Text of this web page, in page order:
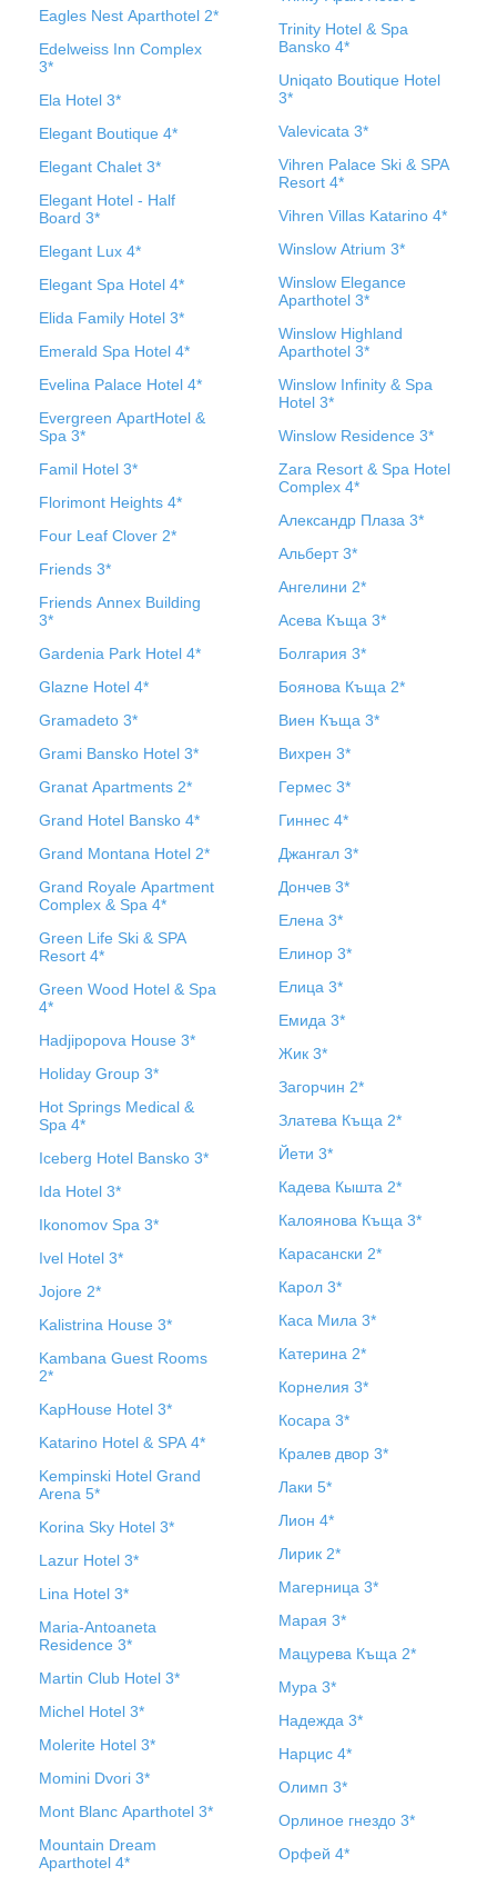
Eagles Nest Aparthotel 2*
Edelweiss Inn Complex
3*
Ela Hotel 3*
Elegant Boutique 4*
Elegant Chalet 3*
Elegant Hotel - Half
Board 3*
Elegant Lux 4*
Elegant Spa Hotel 4*
Elida Family Hotel 3*
Emerald Spa Hotel 4*
Evelina Palace Hotel 4*
Evergreen ApartHotel &
Spa 3*
Famil Hotel 3*
Florimont Heights 4*
Four Leaf Clover 2*
Friends 3*
Friends Annex Building
3*
Gardenia Park Hotel 4*
Glazne Hotel 4*
Gramadeto 3*
Grami Bansko Hotel 3*
Granat Apartments 2*
Grand Hotel Bansko 4*
Grand Montana Hotel 2*
Grand Royale Apartment
Complex & Spa 4*
Green Life Ski & SPA
Resort 4*
Green Wood Hotel & Spa
4*
Hadjipopova House 3*
Holiday Group 3*
Hot Springs Medical &
Spa 4*
Iceberg Hotel Bansko 3*
Ida Hotel 3*
Ikonomov Spa 3*
Ivel Hotel 3*
Jojore 2*
Kalistrina House 3*
Kambana Guest Rooms
2*
KapHouse Hotel 3*
Katarino Hotel & SPA 4*
Kempinski Hotel Grand
Arena 5*
Korina Sky Hotel 3*
Lazur Hotel 3*
Lina Hotel 3*
Maria-Antoaneta
Residence 3*
Martin Club Hotel 3*
Michel Hotel 3*
Molerite Hotel 3*
Momini Dvori 3*
Mont Blanc Aparthotel 3*
Mountain Dream
Aparthotel 4*
Trinity Hotel & Spa
Bansko 4*
Uniqato Boutique Hotel
3*
Valevicata 3*
Vihren Palace Ski & SPA
Resort 4*
Vihren Villas Katarino 4*
Winslow Atrium 3*
Winslow Elegance
Aparthotel 3*
Winslow Highland
Aparthotel 3*
Winslow Infinity & Spa
Hotel 3*
Winslow Residence 3*
Zara Resort & Spa Hotel
Complex 4*
Александр Плаза 3*
Альберт 3*
Ангелини 2*
Асева Къща 3*
Болгария 3*
Боянова Къща 2*
Виен Къща 3*
Вихрен 3*
Гермес 3*
Гиннес 4*
Джангал 3*
Дончев 3*
Елена 3*
Елинор 3*
Елица 3*
Емида 3*
Жик 3*
Загорчин 2*
Златева Къща 2*
Йети 3*
Кадева Кышта 2*
Калоянова Къща 3*
Карасански 2*
Карол 3*
Каса Мила 3*
Катерина 2*
Корнелия 3*
Косара 3*
Кралев двор 3*
Лаки 5*
Лион 4*
Лирик 2*
Магерница 3*
Марая 3*
Мацурева Къща 2*
Мура 3*
Надежда 3*
Нарцис 4*
Олимп 3*
Орлиное гнездо 3*
Орфей 4*